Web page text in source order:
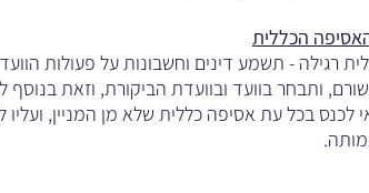
הכללית
רגילה - תשמע דינים וחשבונות על פעולות
ותבחר בוועד ובוועדת הביקורת, וזאת
לכנס בכל עת אסיפה כללית שלא מן המניין,